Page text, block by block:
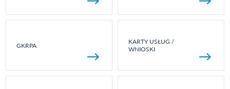
GKRPA
KARTY USŁUG /
WNIOSKI